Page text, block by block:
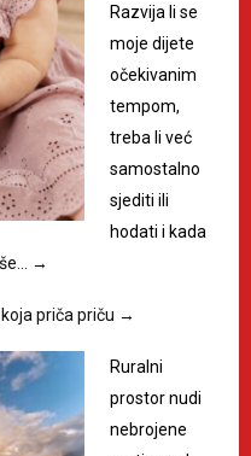
Razvija li se
moje dijete
očekivanim
tempom,
treba li već
samostalno
sjediti ili
hodati i kada
→
priča priču →
Ruralni
prostor nudi
nebrojene